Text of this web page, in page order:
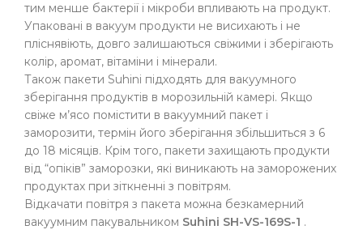
тим менше бактерії і мікроби впливають на продукт.
Упаковані в вакуум продукти не висихають і не
пліснявіють, довго залишаються свіжими і зберігають
колір, аромат, вітаміни і мінерали.
Також пакети Suhini підходять для вакуумного
зберігання продуктів в морозильній камері. Якщо
свіже м’ясо помістити в вакуумний пакет і
заморозити, термін його зберігання збільшиться з 6
до 18 місяців. Крім того, пакети захищають продукти
від “опіків” заморозки, які виникають на заморожених
продуктах при зіткненні з повітрям.
Відкачати повітря з пакета можна безкамерний
вакуумним пакувальником Suhini SH-VS-169S-1 .